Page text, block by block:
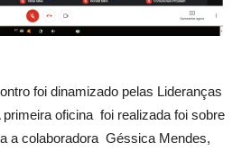
foi dinamizado pelas Lideranças
oficina foi realizada foi sobre
a colaboradora Géssica Mendes,